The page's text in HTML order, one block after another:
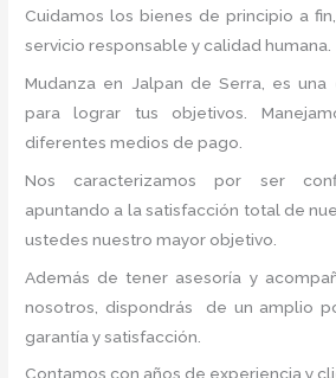
Cuidamos los bienes de principio a
servicio responsable y calidad humana.
Mudanza en Jalpan de Serra, es una
para lograr tus objetivos.
diferentes medios de pago.
Nos caracterizamos por ser
apuntando a la satisfacción total de
ustedes nuestro mayor objetivo.
Además de tener asesoría y
nosotros, dispondrás de un amplio
garantía y satisfacción.
Contamos con años de experiencia y